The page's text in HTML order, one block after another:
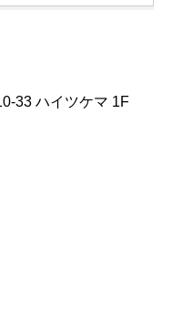
33 ハイツケマ 1F